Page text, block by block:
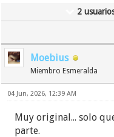
2
Moebius
Miembro Esmeralda
04 Jun, 2026, 12:39 AM
Muy original... solo
parte.